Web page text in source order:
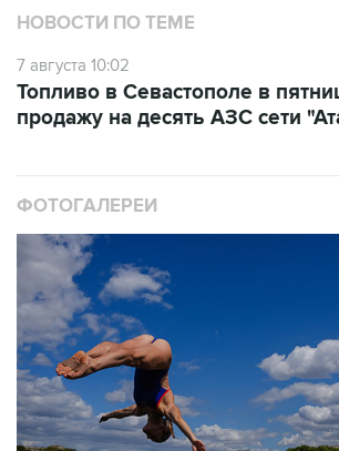
НОВОСТИ ПО ТЕМЕ
7 августа 10:02
Топливо в Севастополе в
продажу на десять АЗС сети
ФОТОГАЛЕРЕИ